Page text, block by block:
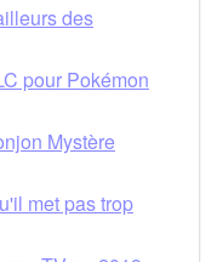
des
pour Pokémon
Mystère
met pas trop